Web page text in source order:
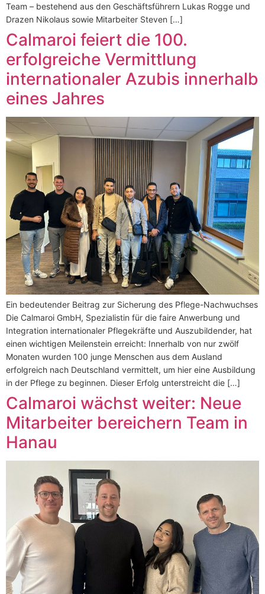
Team – bestehend aus den Geschäftsführern Lukas Rogge und
Drazen Nikolaus sowie Mitarbeiter Steven […]
Calmaroi feiert die 100.
erfolgreiche Vermittlung
internationaler Azubis innerhalb
eines Jahres
Ein bedeutender Beitrag zur Sicherung des Pflege-Nachwuchses
Die Calmaroi GmbH, Spezialistin für die faire Anwerbung und
Integration internationaler Pflegekräfte und Auszubildender, hat
einen wichtigen Meilenstein erreicht: Innerhalb von nur zwölf
Monaten wurden 100 junge Menschen aus dem Ausland
erfolgreich nach Deutschland vermittelt, um hier eine Ausbildung
in der Pflege zu beginnen. Dieser Erfolg unterstreicht die […]
Calmaroi wächst weiter: Neue
Mitarbeiter bereichern Team in
Hanau